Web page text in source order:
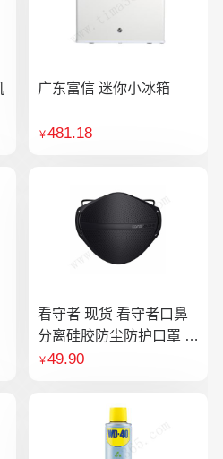
广东富信 迷你小冰箱
￥481.18
看守者 现货 看守者口鼻
分离硅胶防尘防护口罩 1
个口罩含10片滤芯
￥49.90